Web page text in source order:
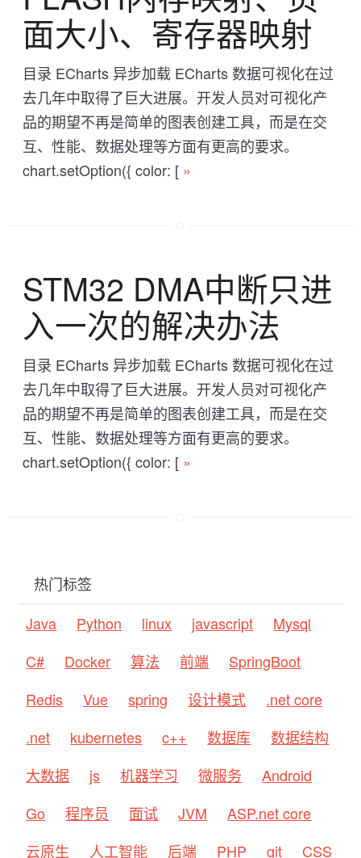
面大小、寄存器映射
目录 ECharts 异步加载 ECharts 数据可视化在过
去几年中取得了巨大进展。开发人员对可视化产
品的期望不再是简单的图表创建工具，而是在交
互、性能、数据处理等方面有更高的要求。
chart.setOption({ color: [ »
STM32 DMA中断只进
入一次的解决办法
目录 ECharts 异步加载 ECharts 数据可视化在过
去几年中取得了巨大进展。开发人员对可视化产
品的期望不再是简单的图表创建工具，而是在交
互、性能、数据处理等方面有更高的要求。
chart.setOption({ color: [ »
热门标签
Java
Python linux javascript
Mysql
C#
Docker 算法 前端
SpringBoot
Redis
Vue spring 设计模式
.net core
.net
kubernetes c++ 数据库
数据结构
大数据
js 机器学习 微服务
Android
Go
程序员 面试 JVM
ASP.net core
云原生
人工智能 后端 PHP git CSS